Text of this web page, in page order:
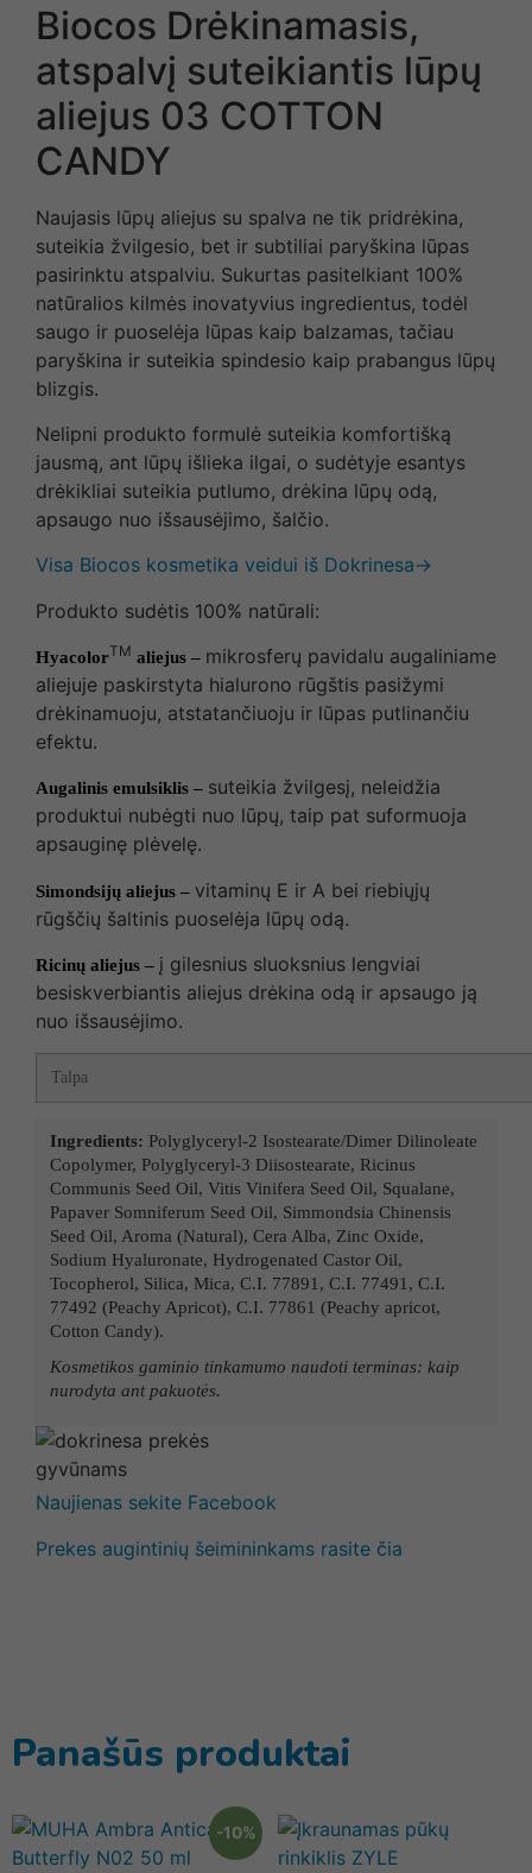
Biocos Drėkinamasis,
atspalvį suteikiantis lūpų
aliejus 03 COTTON
CANDY
Naujasis lūpų aliejus su spalva ne tik pridrėkina,
suteikia žvilgesio, bet ir subtiliai paryškina lūpas
pasirinktu atspalviu. Sukurtas pasitelkiant 100%
natūralios kilmės inovatyvius ingredientus, todėl
saugo ir puoselėja lūpas kaip balzamas, tačiau
paryškina ir suteikia spindesio kaip prabangus lūpų
blizgis.
Nelipni produkto formulė suteikia komfortišką
jausmą, ant lūpų išlieka ilgai, o sudėtyje esantys
drėkikliai suteikia putlumo, drėkina lūpų odą,
apsaugo nuo išsausėjimo, šalčio.
Visa Biocos kosmetika veidui iš Dokrinesa→
Produkto sudėtis 100% natūrali:
HyacolorTM aliejus – mikrosferų pavidalu augaliniame
aliejuje paskirstyta hialurono rūgštis pasižymi
drėkinamuoju, atstatančiuoju ir lūpas putlinančiu
efektu.
Augalinis emulsiklis – suteikia žvilgesį, neleidžia
produktui nubėgti nuo lūpų, taip pat suformuoja
apsauginę plėvelę.
Simondsijų aliejus – vitaminų E ir A bei riebiųjų
rūgščių šaltinis puoselėja lūpų odą.
Ricinų aliejus – į gilesnius sluoksnius lengviai
besiskverbiantis aliejus drėkina odą ir apsaugo ją
nuo išsausėjimo.
Talpa
Ingredients: Polyglyceryl-2 Isostearate/Dimer Dilinoleate
Copolymer, Polyglyceryl-3 Diisostearate, Ricinus
Communis Seed Oil, Vitis Vinifera Seed Oil, Squalane,
Papaver Somniferum Seed Oil, Simmondsia Chinensis
Seed Oil, Aroma (Natural), Cera Alba, Zinc Oxide,
Sodium Hyaluronate, Hydrogenated Castor Oil,
Tocopherol, Silica, Mica, C.I. 77891, C.I. 77491, C.I.
77492 (Peachy Apricot), C.I. 77861 (Peachy apricot,
Cotton Candy).
Kosmetikos gaminio tinkamumo naudoti terminas: kaip
nurodyta ant pakuotės.
Naujienas sekite Facebook
Prekes augintinių šeimininkams rasite čia
Panašūs produktai
-10%